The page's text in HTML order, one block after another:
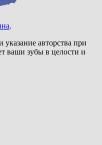
.
указание авторства при
ваши зубы в целости и